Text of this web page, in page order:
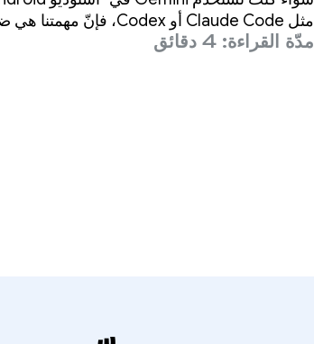
مثل Claude Code أو Codex، فإنّ مهمتنا هي ضمان إمكانية تطوير تطبيقات Android عالية الجودة في أي مكان.
مدّة القراءة: 4 دقائق